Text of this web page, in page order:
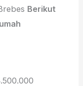
Berikut